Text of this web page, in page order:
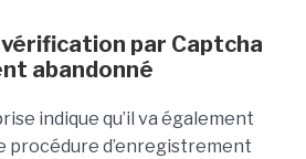
par Captcha
abandonné
indique qu’il va également
procédure d’enregistrement